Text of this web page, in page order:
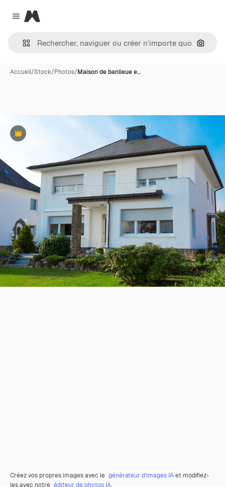
Close menu
Magnific
Accueil/Stock/Photos/Maison de banlieue e…
Premium
Créez vos propres images avec le générateur d’images IAet modifiez-
les avec notre éditeur de photos IA.